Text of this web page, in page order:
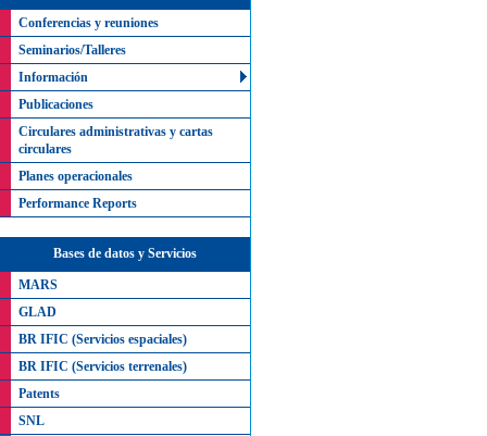
Conferencias y reuniones
Seminarios/Talleres
Información
Publicaciones
Circulares administrativas y cartas
circulares
Planes operacionales
Performance Reports
Bases de datos y Servicios
MARS
GLAD
BR IFIC (Servicios espaciales)
BR IFIC (Servicios terrenales)
Patents
SNL